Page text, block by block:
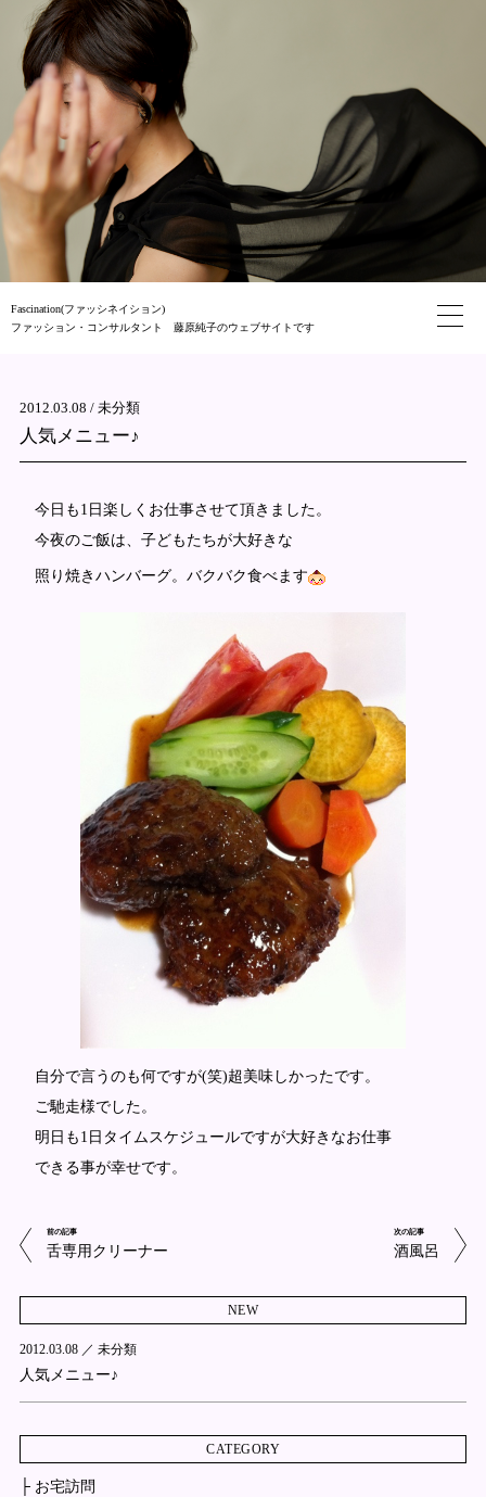
Fascination(ファッシネイション)
ファッション・コンサルタント 藤原純子のウェブサイトです
2012.03.08 / 未分類
人気メニュー♪
今日も1日楽しくお仕事させて頂きました。
今夜のご飯は、子どもたちが大好きな
照り焼きハンバーグ。バクバク食べます
自分で言うのも何ですが(笑)超美味しかったです。
ご馳走様でした。
明日も1日タイムスケジュールですが大好きなお仕事
できる事が幸せです。
前の記事
舌専用クリーナー
次の記事
酒風呂
NEW
2012.03.08 ／ 未分類
人気メニュー♪
CATEGORY
├ お宅訪問